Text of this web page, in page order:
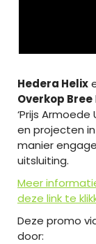
Hedera Helix
Overkop Bree
‘Prijs
en projecten
manier
uitsluiting.
Meer
deze link te
Deze promo
door: